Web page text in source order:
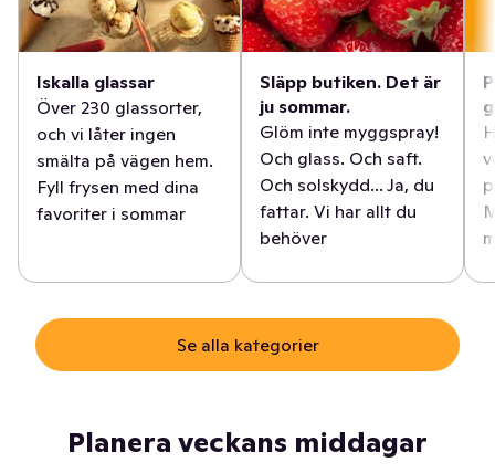
Iskalla glassar
Över 230 glassorter,
och vi låter ingen
smälta på vägen hem.
Fyll frysen med dina
favoriter i sommar
Släpp butiken. Det är
ju sommar.
Glöm inte myggspray!
Och glass. Och saft.
Och solskydd... Ja, du
fattar. Vi har allt du
behöver
Se alla kategorier
Planera veckans middagar